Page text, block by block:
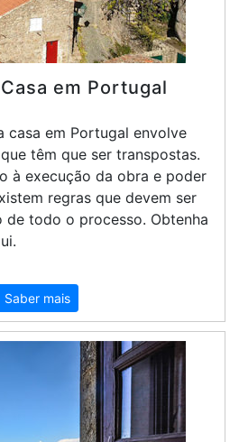
em Portugal
casa em Portugal envolve
têm que ser transpostas.
à execução da obra e poder
regras que devem ser
de todo o processo. Obtenha
Saber mais